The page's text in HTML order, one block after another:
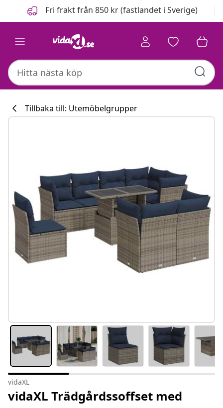
FöregåendeFri frakt från 850 kr (fastlandet i Sverige)
Tillbaka till: Utemöbelgrupper
vidaXL
vidaXL Trädgårdssoffset med